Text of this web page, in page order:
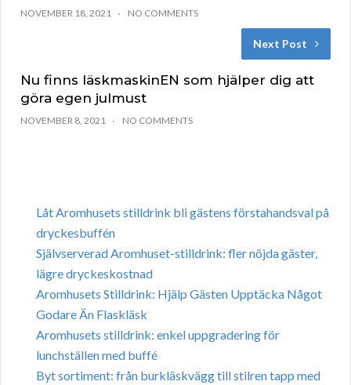
NOVEMBER 18, 2021 NO COMMENTS
Next Post
Nu finns läskmaskinEN som hjälper dig att
göra egen julmust
NOVEMBER 8, 2021 NO COMMENTS
Låt Aromhusets stilldrink bli gästens förstahandsval på
dryckesbuffén
Självserverad Aromhuset-stilldrink: fler nöjda gäster,
lägre dryckeskostnad
Aromhusets Stilldrink: Hjälp Gästen Upptäcka Något
Godare Än Flaskläsk
Aromhusets stilldrink: enkel uppgradering för
lunchställen med buffé
Byt sortiment: från burkläskvägg till stilren tapp med